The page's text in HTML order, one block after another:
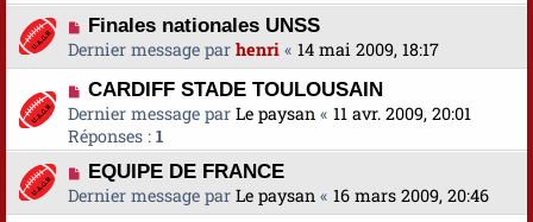
Finales nationales UNSS
Dernier message par henri « 14 mai 2009, 18:17
CARDIFF STADE TOULOUSAIN
Dernier message par Le paysan « 11 avr. 2009, 20:01
Réponses : 1
EQUIPE DE FRANCE
Dernier message par Le paysan « 16 mars 2009, 20:46